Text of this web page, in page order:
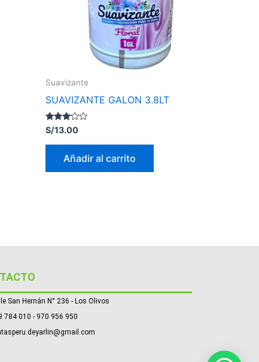
Suavizante
SUAVIZANTE GALON 3.8LT
Valorado
con
3.00
S/13.00
Añadir al carrito
San Hernán N° 236 - Los Olivos
784 010 - 970 956 950